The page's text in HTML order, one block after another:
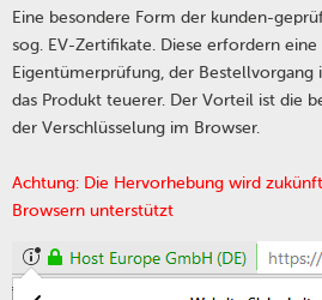
Eine besondere Form der kunden-
sog. EV-Zertifikate. Diese erfordern
Eigentümerprüfung, der Bestellvorgang
das Produkt teuerer. Der Vorteil ist die
der Verschlüsselung im Browser.
Achtung: Die Hervorhebung wird
Browsern unterstützt